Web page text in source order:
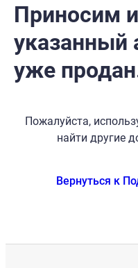
Приносим
указанный
уже
Пожалуйста,
найти другие
Вернуться к